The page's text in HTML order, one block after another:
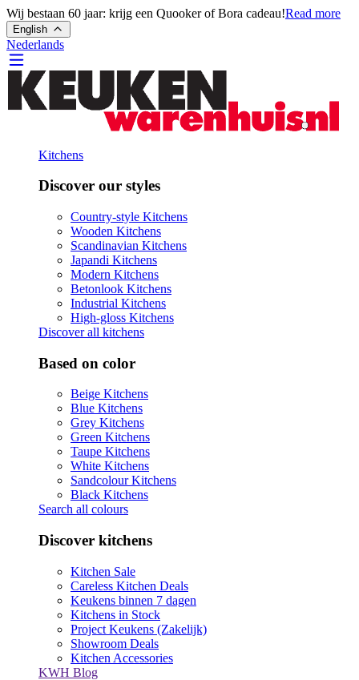
Wij bestaan 60 jaar: krijg een Quooker of Bora cadeau!Read more
English
Nederlands
Kitchens
Discover our styles
Country-style Kitchens
Wooden Kitchens
Scandinavian Kitchens
Japandi Kitchens
Modern Kitchens
Betonlook Kitchens
Industrial Kitchens
High-gloss Kitchens
Discover all kitchens
Based on color
Beige Kitchens
Blue Kitchens
Grey Kitchens
Green Kitchens
Taupe Kitchens
White Kitchens
Sandcolour Kitchens
Black Kitchens
Search all colours
Discover kitchens
Kitchen Sale
Careless Kitchen Deals
Keukens binnen 7 dagen
Kitchens in Stock
Project Keukens (Zakelijk)
Showroom Deals
Kitchen Accessories
KWH Blog